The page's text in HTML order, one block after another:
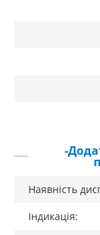
-
Наявність
Індикація: